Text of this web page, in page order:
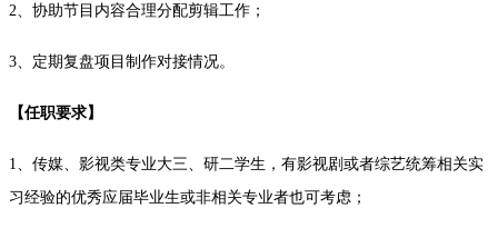
2、协助节目内容合理分配剪辑工作；
3、定期复盘项目制作对接情况。
【任职要求】
1、传媒、影视类专业大三、研二学生，有影视剧或者综艺统筹相关实
习经验的优秀应届毕业生或非相关专业者也可考虑；